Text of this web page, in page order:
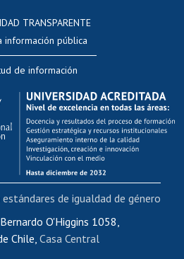
docente
académica
al AUCAI
os
de capacitación
del personal
movilidad interna
de renta
de renta honorarios
TRANSPARENTE
información pública
de información
O'Higgins 1058,
Chile, Casa Central
de igualdad de género